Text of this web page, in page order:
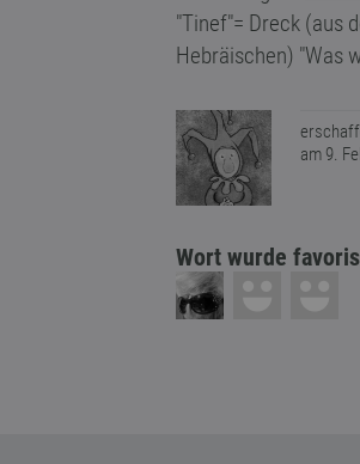
"Tinef"= Dreck (aus
Hebräischen) "Was
am 9.
Wort wurde